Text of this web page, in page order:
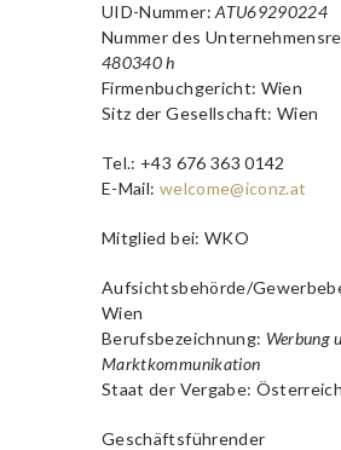
UID-Nummer:ATU69290224
Nummer des
480340 h
Firmenbuchgericht: Wien
Sitz der Gesellschaft: Wien
Tel.: +43 676 363 0142
E-Mail: welcome@iconz.at
Mitglied bei: WKO
Aufsichtsbehörde/
Wien
Berufsbezeichnung: Werbung
Marktkommunikation
Staat der Vergabe: Österreich
Geschäftsführender